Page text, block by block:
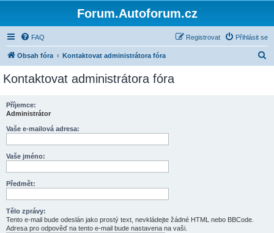
Forum.Autoforum.cz
FAQ Přihlásit se
Registrovat
Obsah fóra Kontaktovat administrátora fóra
Kontaktovat administrátora fóra
Příjemce:
Administrátor
Vaše e-mailová adresa:
Vaše jméno:
Předmět:
Tělo zprávy:
Tento e-mail bude odeslán jako prostý text, nevkládejte žádné HTML nebo BBCode.
Adresa pro odpověď na tento e-mail bude nastavena na vaši.